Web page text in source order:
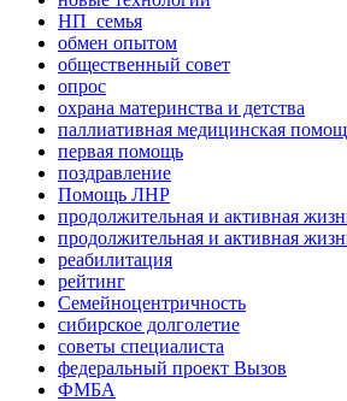
НП_семья
обмен опытом
общественный совет
опрос
охрана материнства и детства
паллиативная медицинская
первая помощь
поздравление
Помощь ЛНР
продолжительная и активная
продолжительная и активная
реабилитация
рейтинг
Семейноцентричность
сибирское долголетие
советы специалиста
федеральный проект Вызов
ФМБА